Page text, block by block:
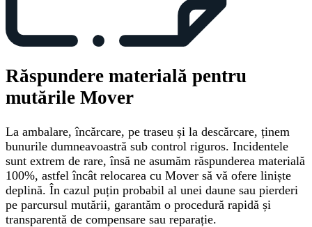
Răspundere materială pentru
mutările Mover
La ambalare, încărcare, pe traseu și la descărcare, ținem
bunurile dumneavoastră sub control riguros. Incidentele
sunt extrem de rare, însă ne asumăm răspunderea materială
100%, astfel încât relocarea cu Mover să vă ofere liniște
deplină. În cazul puțin probabil al unei daune sau pierderi
pe parcursul mutării, garantăm o procedură rapidă și
transparentă de compensare sau reparație.